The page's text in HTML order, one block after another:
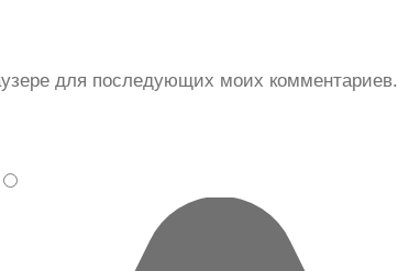
для последующих моих комментариев.